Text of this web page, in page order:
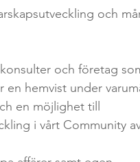
och
och företag
hemvist under
en möjlighet till
i vårt Community